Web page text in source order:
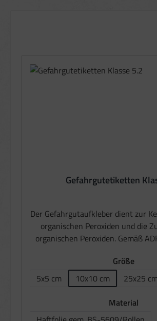
Gefahrgutetiketten
Der Gefahrgutaufkleber dient zur
organischen Peroxiden und die
organischen Peroxiden. Gemäß
Strukturelement enthalten und die
Wasserstoffperoxids, in
Wasserstoffatom oder beide
organische Radikale ersetzt sind,
Größe
5x5 cm
10x10 cm 25x25 cm
Material